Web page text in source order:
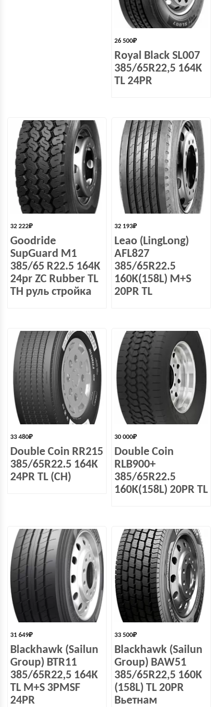
26 500₽
Royal Black SL007
385/65R22,5 164K
TL 24PR
32 222₽
Goodride
SupGuard M1
385/65 R22.5 164K
24pr ZC Rubber TL
ТH руль стройка
32 193₽
Leao (LingLong)
AFL827
385/65R22.5
160K(158L) M+S
20PR TL
33 480₽
Double Coin RR215
385/65R22.5 164K
24PR TL (CH)
30 000₽
Double Coin
RLB900+
385/65R22.5
160K(158L) 20PR TL
31 649₽
Blackhawk (Sailun
Group) BTR11
385/65R22,5 164K
TL M+S 3PMSF
24PR
33 500₽
Blackhawk (Sailun
Group) BAW51
385/65R22,5 160K
(158L) TL 20PR
Вьетнам